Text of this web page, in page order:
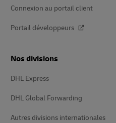
Connexion au portail client
Portail développeurs
Nos divisions
DHL Express
DHL Global Forwarding
Autres divisions internationales